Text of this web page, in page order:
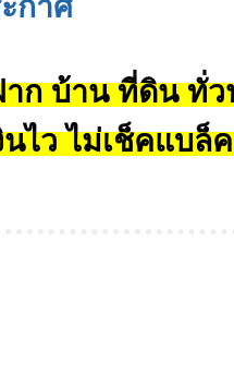
ก บ้าน ที่ดิน ทั่ว
นไว ไม่เช็คแบล็